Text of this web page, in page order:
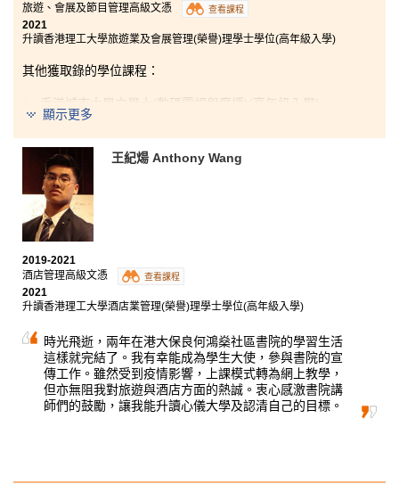
旅遊、會展及節目管理高級文憑
查看課程
2021
升讀香港理工大學旅遊業及會展管理(榮譽)理學士學位(高年級入學)
其他獲取錄的學位課程：
香港城市大學文學士(數碼電視與廣播)(高年級入學)
我想感謝這兩年來曾教導過我的所有講師。身為2019-
2020年度學生會會長，我很高興能為同學服務，在過程
中我亦獲益良多。最後，我很感謝學生發展資源中心的
輔導主任，他們經常聽我傾訴並給我支持及鼓勵。
顯示更多
王紀煬 Anthony Wang
2019-2021
酒店管理高級文憑
查看課程
2021
升讀香港理工大學酒店業管理(榮譽)理學士學位(高年級入學)
時光飛逝，兩年在港大保良何鴻燊社區書院的學習生活
這樣就完結了。我有幸能成為學生大使，參與書院的宣
傳工作。雖然受到疫情影響，上課模式轉為網上教學，
但亦無阻我對旅遊與酒店方面的熱誠。衷心感激書院講
師們的鼓勵，讓我能升讀心儀大學及認清自己的目標。